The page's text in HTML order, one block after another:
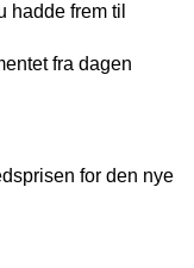
hadde frem til
fra dagen
for den nye